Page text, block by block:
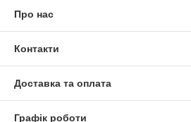
Про нас
Контакти
Доставка та оплата
Графік роботи